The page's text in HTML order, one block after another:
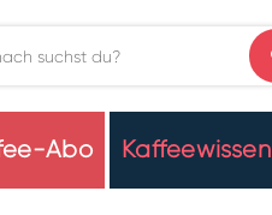
Abo Kaffeewissen